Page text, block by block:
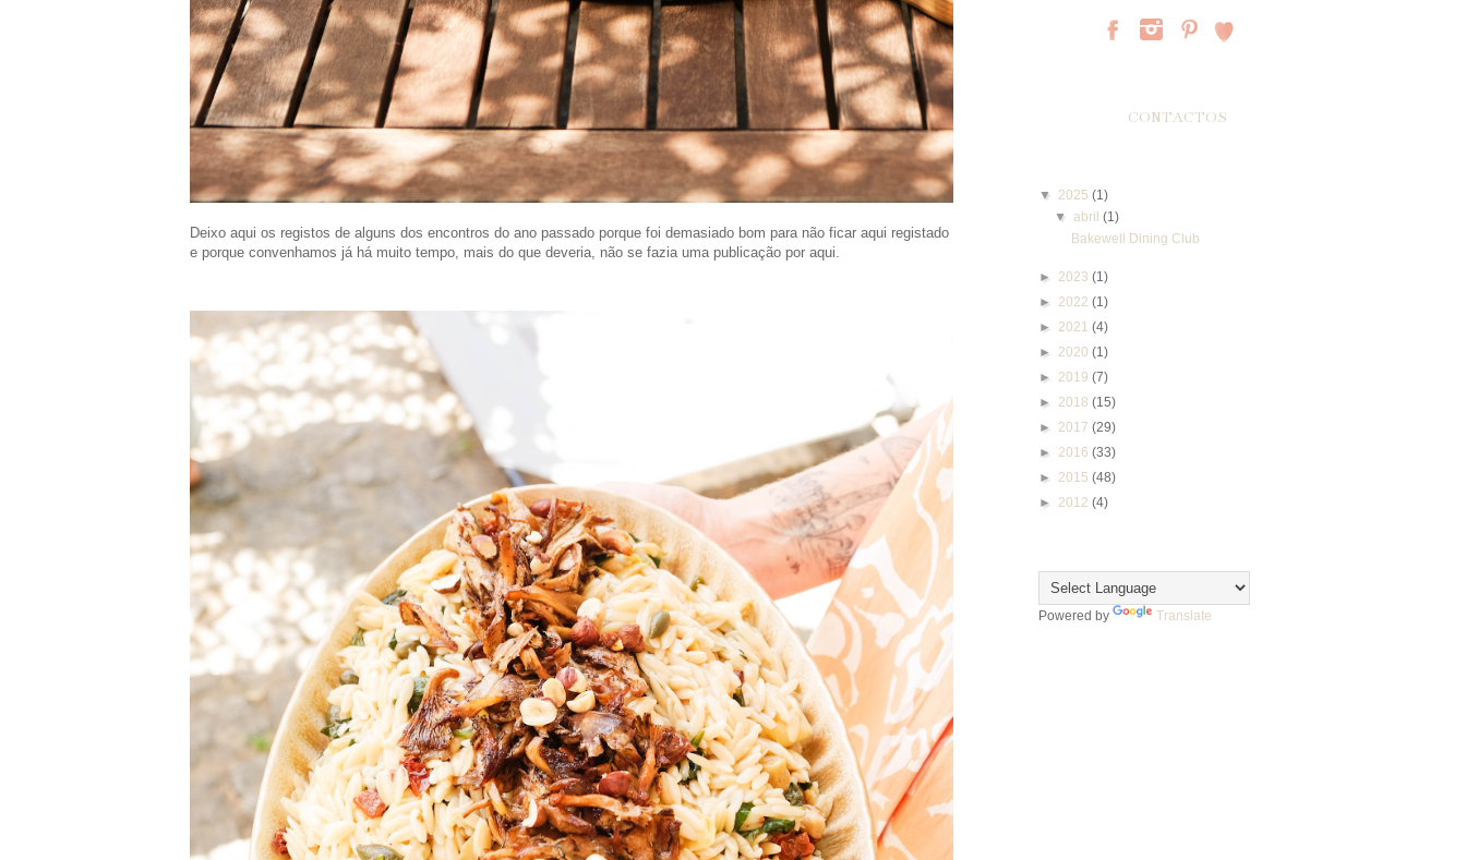
Deixo aqui os registos de alguns dos encontros do ano passado porque foi demasiado bom para não ficar aqui registado
e porque convenhamos já há muito tempo, mais do que deveria, não se fazia uma publicação por aqui.
CONTACTOS
▼ 2025 (1)
▼abril(1)
Bakewell Dining Club
► 2023 (1)
► 2022 (1)
► 2021 (4)
► 2020 (1)
► 2019 (7)
► 2018 (15)
► 2017 (29)
► 2016 (33)
► 2015 (48)
► 2012 (4)
Powered by Translate